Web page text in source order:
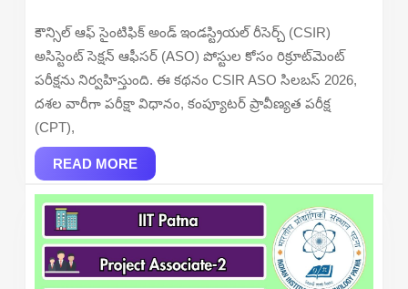
–
Exam
Pattern,
Selection
Process
Wise
కౌన్సిల్ ఆఫ్ సైంటిఫిక్ అండ్ ఇండస్ట్రియల్ రీసెర్చ్ (CSIR)
అసిస్టెంట్ సెక్షన్ ఆఫీసర్ (ASO) పోస్టుల కోసం రిక్రూట్‌మెంట్
పరీక్షను నిర్వహిస్తుంది. ఈ కథనం CSIR ASO సిలబస్ 2026,
దశల వారీగా పరీక్షా విధానం, కంప్యూటర్ ప్రావీణ్యత పరీక్ష
(CPT),
READ MOREREAD
MORE